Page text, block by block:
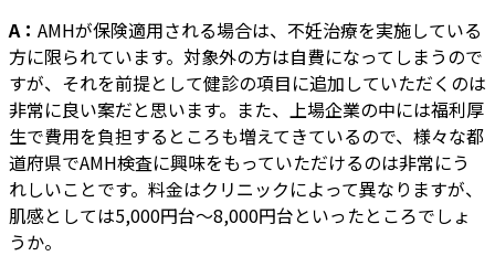
A： AMHが保険適用される場合は、不妊治療を実施している
方に限られています。対象外の方は自費になってしまうので
すが、それを前提として健診の項目に追加していただくのは
非常に良い案だと思います。また、上場企業の中には福利厚
生で費用を負担するところも増えてきているので、様々な都
道府県でAMH検査に興味をもっていただけるのは非常にう
れしいことです。料金はクリニックによって異なりますが、
肌感としては5,000円台〜8,000円台といったところでしょ
うか。